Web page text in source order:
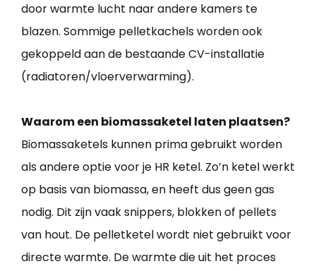
door warmte lucht naar andere kamers te
blazen. Sommige pelletkachels worden ook
gekoppeld aan de bestaande CV-installatie
(radiatoren/vloerverwarming).
Waarom een biomassaketel laten plaatsen?
Biomassaketels kunnen prima gebruikt worden
als andere optie voor je HR ketel. Zo’n ketel werkt
op basis van biomassa, en heeft dus geen gas
nodig. Dit zijn vaak snippers, blokken of pellets
van hout. De pelletketel wordt niet gebruikt voor
directe warmte. De warmte die uit het proces